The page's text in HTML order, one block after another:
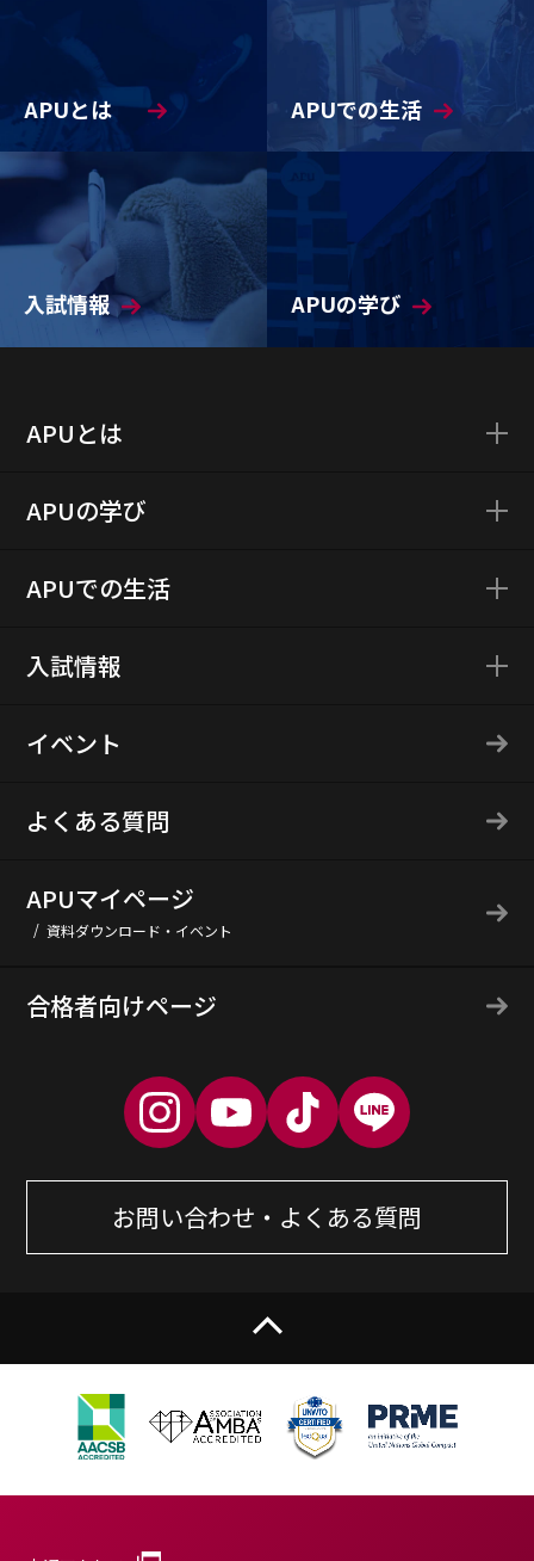
APUとは APUでの生活
入試情報 APUの学び
APUとは
APUの学び
APUでの生活
入試情報
イベント
よくある質問
APUマイページ
資料ダウンロード・イベント
合格者向けページ
お問い合わせ・よくある質問